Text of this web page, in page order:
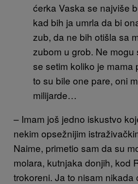
ćerka Vaska se najviše
kad bih ja umrla da bi
zub, da ne bih otišla sa
zubom u grob. Ne mogu
se setim koliko je mama
to su bile one pare, oni
milijarde…
– Imam još jedno iskustvo
nekim opsežnijim
Naime, primetio sam da su
molara, kutnjaka donjih, kod
trokoreni. Ja to nisam nikada